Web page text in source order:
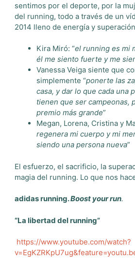
sentimos por el deporte, por la
del running, todo a través de un
2014 lleno de energía y
Kira Miró: “el running es mi
él me siento fuerte y me
Vanessa Veiga siente que
simplemente “ponerte las
casa, y dar lo que cada una
tienen que ser campeonas,
premio más grande”
Megan, Lorena, Cristina y
regenera mi cuerpo y mi
siendo una persona nueva”
El esfuerzo, el sacrificio, la
magia del running. Lo que nos
adidas running.Boost your run.
“La libertad del running”
https://www.youtube.com/watch?